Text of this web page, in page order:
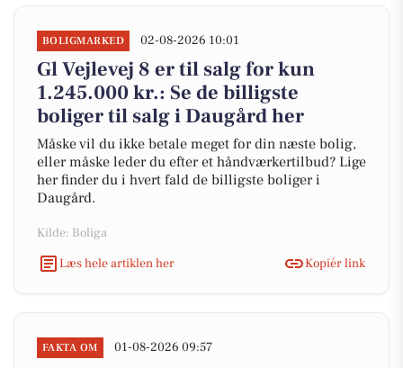
BOLIGMARKED 02-08-2026 10:01
Gl Vejlevej 8 er til salg for kun
1.245.000 kr.: Se de billigste
boliger til salg i Daugård her
Måske vil du ikke betale meget for din næste bolig,
eller måske leder du efter et håndværkertilbud? Lige
her finder du i hvert fald de billigste boliger i
Daugård.
Kilde: Boliga
Læs hele artiklen her
Kopiér link
FAKTA OM 01-08-2026 09:57